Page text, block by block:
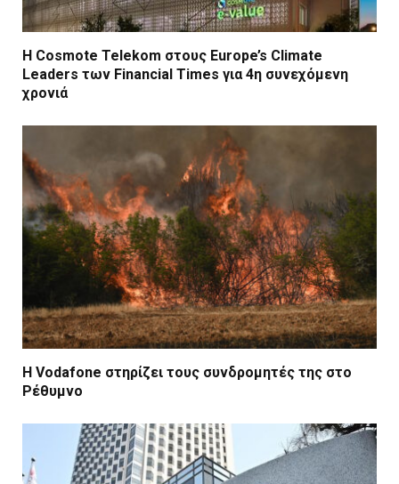
Η Cosmote Telekom στους Europe’s Climate
Leaders των Financial Times για 4η συνεχόμενη
χρονιά
Η Vodafone στηρίζει τους συνδρομητές της στο
Ρέθυμνο